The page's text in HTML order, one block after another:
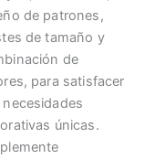
de patrones,
de tamaño y
de
para satisfacer
necesidades
únicas.